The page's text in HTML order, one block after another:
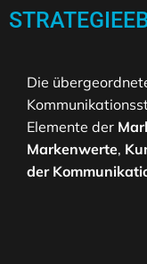
Die
Elemente der
Markenwerte,
der